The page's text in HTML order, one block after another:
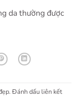
da thường được
. Đánh dấu liên kết